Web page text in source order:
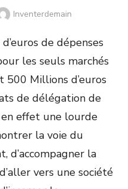
Author
Inventerdemain
de dépenses
les seuls marchés
Millions d’euros
de délégation de
en effet une lourde
la voie du
d’accompagner la
vers une société